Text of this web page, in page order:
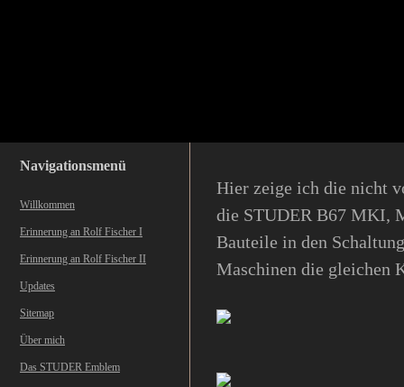
Navigationsmenü
Willkommen
Erinnerung an Rolf Fischer I
Erinnerung an Rolf Fischer II
Updates
Sitemap
Über mich
Das STUDER Emblem
Hier zeige ich die nicht
die STUDER B67 MKI,
Bauteile in den
Maschinen die gleichen